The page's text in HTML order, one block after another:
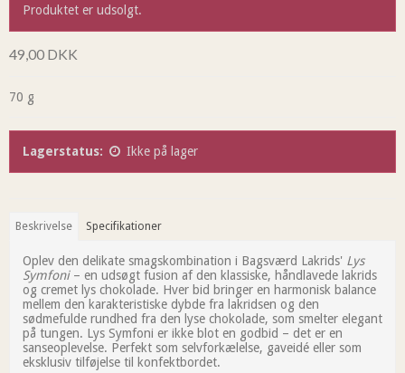
Produktet er udsolgt.
49,00 DKK
70 g
Lagerstatus: Ikke på lager
Beskrivelse Specifikationer
Oplev den delikate smagskombination i Bagsværd Lakrids' Lys
Symfoni– en udsøgt fusion af den klassiske, håndlavede lakrids
og cremet lys chokolade. Hver bid bringer en harmonisk balance
mellem den karakteristiske dybde fra lakridsen og den
sødmefulde rundhed fra den lyse chokolade, som smelter elegant
på tungen. Lys Symfoni er ikke blot en godbid – det er en
sanseoplevelse. Perfekt som selvforkælelse, gaveidé eller som
eksklusiv tilføjelse til konfektbordet.